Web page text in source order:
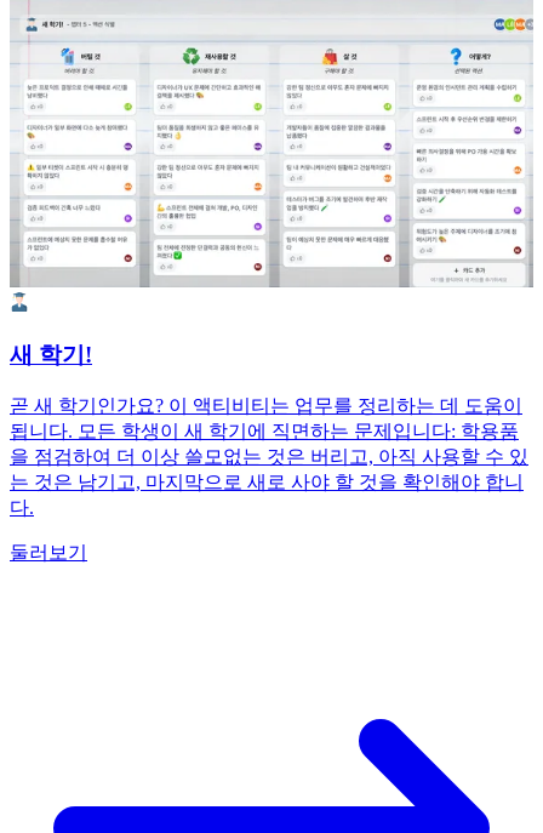
새 학기!
곧 새 학기인가요? 이 액티비티는 업무를 정리하는 데 도움이
됩니다. 모든 학생이 새 학기에 직면하는 문제입니다: 학용품
을 점검하여 더 이상 쓸모없는 것은 버리고, 아직 사용할 수 있
는 것은 남기고, 마지막으로 새로 사야 할 것을 확인해야 합니
다.
둘러보기